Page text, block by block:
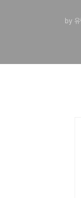
by 유